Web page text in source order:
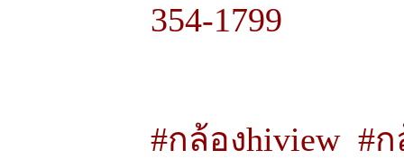
354-1799
#กล้องhiview #